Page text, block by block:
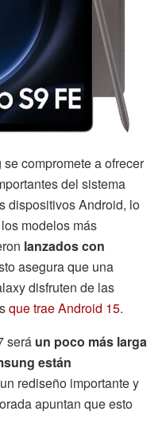
compromete a ofrecer
del sistema
dispositivos Android, lo
modelos más
lanzados con
asegura que una
disfruten de las
que trae Android 15.
será un poco más larga
están
rediseño importante y
apuntan que esto